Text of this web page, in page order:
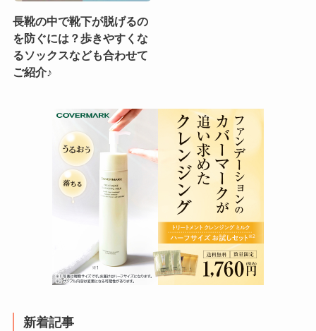
長靴の中で靴下が脱げるの
を防ぐには？歩きやすくな
るソックスなども合わせて
ご紹介♪
新着記事